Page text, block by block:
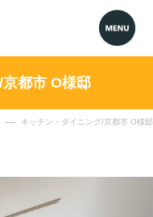
キッチン・ダイニング/京都市 O様邸
都市 O様邸